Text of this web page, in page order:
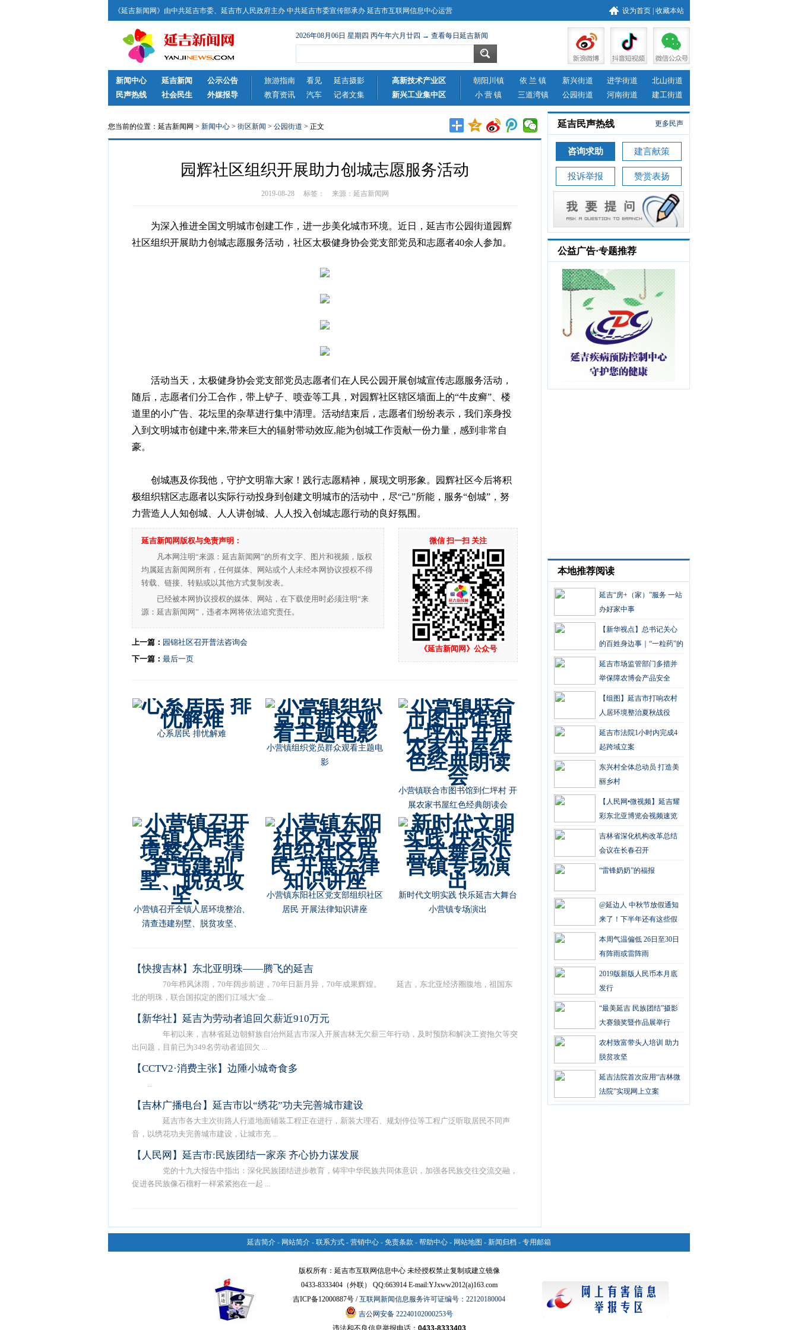
设为首页 收藏本站
《延吉新闻网》由中共延吉市委、延吉市人民政府主办 中共延吉市委宣传部承办 延吉市互联网信息中心运营
2026年08月06日 星期四 丙午年六月廿四 → 查看每日延吉新闻
新闻中心 延吉新闻 公示公告 旅游指南 看见 延吉摄影 高新技术产业区 朝阳川镇 依 兰 镇 新兴街道 进学街道
北山街道
民声热线
社会民生 外媒报导 教育资讯 汽车 记者文集 新兴工业集中区 小 营 镇 三道湾镇 公园街道 河南街道 建工街道
您当前的位置：延吉新闻网 > 新闻中心 > 街区新闻 > 公园街道 > 正文
园辉社区组织开展助力创城志愿服务活动
2019-08-28 标签： 来源： 延吉新闻网
为深入推进全国文明城市创建工作，进一步美化城市环境。近日，延吉市公园街道园辉
社区组织开展助力创城志愿服务活动，社区太极健身协会党支部党员和志愿者40余人参加。
活动当天，太极健身协会党支部党员志愿者们在人民公园开展创城宣传志愿服务活动，
随后，志愿者们分工合作，带上铲子、喷壶等工具，对园辉社区辖区墙面上的“牛皮癣”、楼
道里的小广告、花坛里的杂草进行集中清理。活动结束后，志愿者们纷纷表示，我们亲身投
入到文明城市创建中来,带来巨大的辐射带动效应,能为创城工作贡献一份力量，感到非常自
豪。
创城惠及你我他，守护文明靠大家！践行志愿精神，展现文明形象。园辉社区今后将积
极组织辖区志愿者以实际行动投身到创建文明城市的活动中，尽“己”所能，服务“创城”，努
力营造人人知创城、人人讲创城、人人投入创城志愿行动的良好氛围。
微信 扫一扫 关注
《延吉新闻网》公众号
延吉新闻网版权与免责声明：
凡本网注明“来源：延吉新闻网”的所有文字、图片和视频，版权
均属延吉新闻网所有，任何媒体、网站或个人未经本网协议授权不得
转载、链接、转贴或以其他方式复制发表。
已经被本网协议授权的媒体、网站，在下载使用时必须注明“来
源：延吉新闻网”，违者本网将依法追究责任。
上一篇： 园锦社区召开普法咨询会
下一篇： 最后一页
朝阳川镇党委书记池龙云节前慰
问部队官兵
朝阳川镇村“两委”干部参加延吉
市 扫黑除恶专题培训班
朝阳川镇为镇区居民分发扫黑除
恶宣传扇
朝阳川镇召开扫黑除恶专项斗争
工作推进会
【快搜吉林】东北亚明珠——腾飞的延吉
70年栉风沐雨，70年阔步前进，70年日新月异，70年成果辉煌。 延吉，东北亚经济圈腹地，祖国东
北的明珠，联合国拟定的图们江域大"金 ...
【新华社】延吉为劳动者追回欠薪近910万元
年初以来，吉林省延边朝鲜族自治州延吉市深入开展吉林无欠薪三年行动，及时预防和解决工资拖欠等突
出问题，目前已为349名劳动者追回欠 ...
【CCTV2·消费主张】边陲小城奇食多
...
【吉林广播电台】延吉市以“绣花”功夫完善城市建设
延吉市各大主次街路人行道地面铺装工程正在进行，新装大理石、规划停位等工程广泛听取居民不同声
音，以绣花功夫完善城市建设，让城市充 ...
【人民网】延吉市:民族团结一家亲 齐心协力谋发展
党的十九大报告中指出：深化民族团结进步教育，铸牢中华民族共同体意识，加强各民族交往交流交融，
促进各民族像石榴籽一样紧紧抱在一起 ...
更多民声
延吉民声热线
咨询求助 建言献策
投诉举报 赞赏表扬
公益广告·专题推荐
本地推荐阅读
延吉“房+（家）”服务 一站
办好家中事
【新华视点】总书记关心
的百姓身边事｜“一粒药”的
重量
延吉市场监管部门多措并
举保障农博会产品安全
【组图】延吉市打响农村
人居环境整治夏秋战役
延吉市法院1小时内完成4
起跨域立案
东兴村全体总动员 打造美
丽乡村
【人民网•微视频】延吉耀
彩东北亚博览会视频速览
吉林省深化机构改革总结
会议在长春召开
“雷锋奶奶”的福报
@延边人 中秋节放假通知
来了！下半年还有这些假
可以休
本周气温偏低 26日至30日
有阵雨或雷阵雨
2019版新版人民币本月底
发行
“最美延吉 民族团结”摄影
大赛颁奖暨作品展举行
农村致富带头人培训 助力
脱贫攻坚
延吉法院首次应用“吉林微
法院”实现网上立案
延吉简介 - 网站简介 - 联系方式 - 营销中心 - 免责条款 - 帮助中心 - 网站地图 - 新闻归档 - 专用邮箱
版权所有：延吉市互联网信息中心 未经授权禁止复制或建立镜像
0433-8333404（外联） QQ:663914 E-mail:YJxww2012(a)163.com
吉ICP备12000887号 /互联网新闻信息服务许可证编号：22120180004
吉公网安备 22240102000253号
违法和不良信息举报电话： 0433-8333403